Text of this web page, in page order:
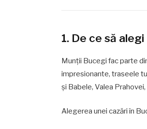
1. De ce să
Munții Bucegi fac parte
impresionante, traseele
și Babele, Valea
Alegerea unei cazări în